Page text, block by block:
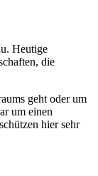
Heutige
die
geht oder um
um einen
hier sehr